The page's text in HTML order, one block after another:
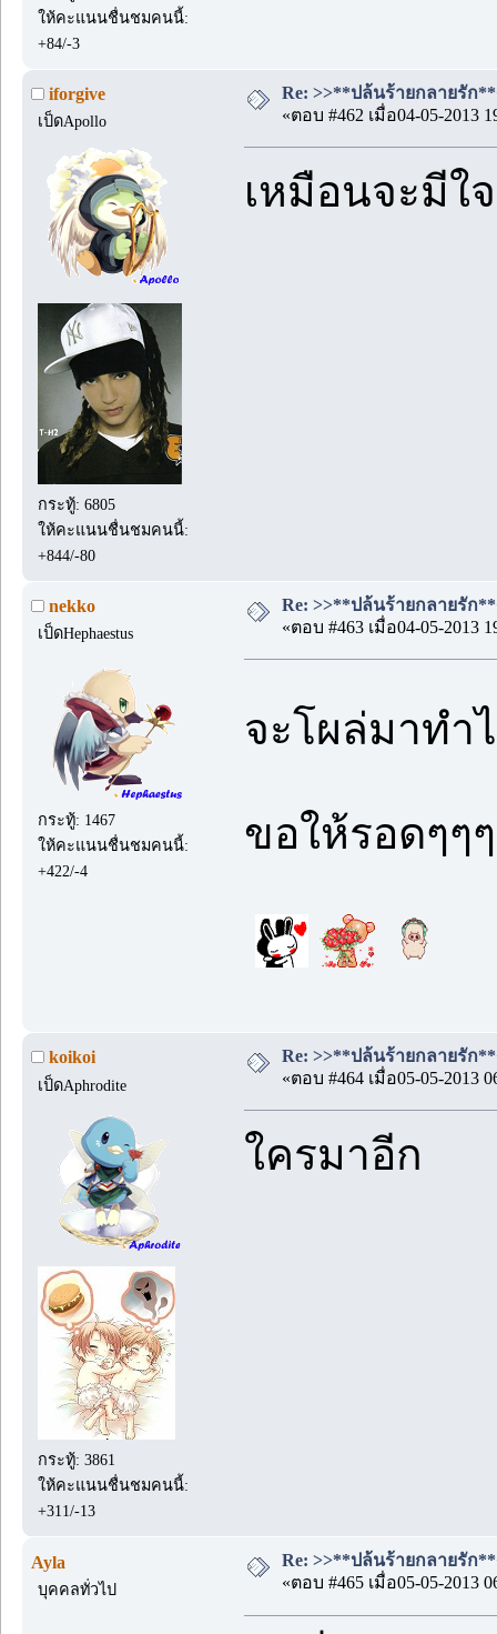
ให้คะแนนชื่นชมคนนี้:
+84/-3
iforgive
เป็ดApollo
กระทู้: 6805
ให้คะแนนชื่นชมคนนี้:
+844/-80
Re: >>**ปล้นร้ายกลายรัก
«ตอบ #462 เมื่อ04-05-2013
เหมือนจะมีใ
nekko
เป็ดHephaestus
กระทู้: 1467
ให้คะแนนชื่นชมคนนี้:
+422/-4
Re: >>**ปล้นร้ายกลายรัก
«ตอบ #463 เมื่อ04-05-2013
จะโผล่มาทำ
ขอให้รอดๆๆๆ
koikoi
เป็ดAphrodite
กระทู้: 3861
ให้คะแนนชื่นชมคนนี้:
+311/-13
Re: >>**ปล้นร้ายกลายรัก
«ตอบ #464 เมื่อ05-05-2013
ใครมาอีก
Ayla
บุคคลทั่วไป
Re: >>**ปล้นร้ายกลายรัก
«ตอบ #465 เมื่อ05-05-2013